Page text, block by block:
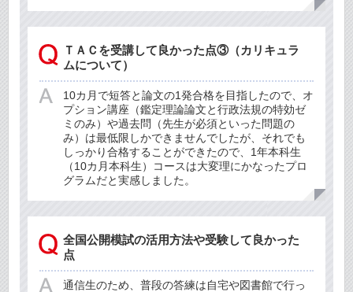
ＴＡＣを受講して良かった点③（カリキュラ
ムについて）
10カ月で短答と論文の1発合格を目指したので、オ
プション講座（鑑定理論論文と行政法規の特効ゼ
ミのみ）や過去問（先生が必須といった問題の
み）は最低限しかできませんでしたが、それでも
しっかり合格することができたので、1年本科生
（10カ月本科生）コースは大変理にかなったプロ
グラムだと実感しました。
全国公開模試の活用方法や受験して良かった
点
通信生のため、普段の答練は自宅や図書館で行っ